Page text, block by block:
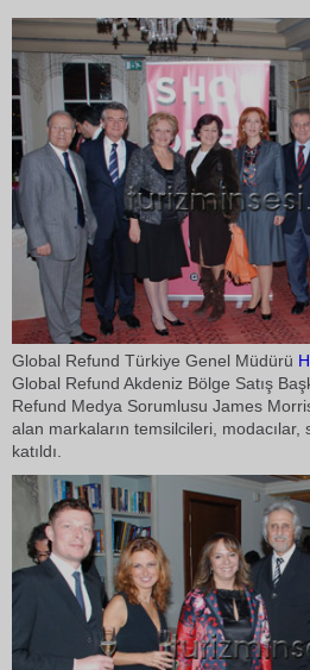
Global Refund Türkiye Genel Müdürü
Global Refund Akdeniz Bölge Satış
Refund Medya Sorumlusu James
alan markaların temsilcileri, modacılar,
katıldı.